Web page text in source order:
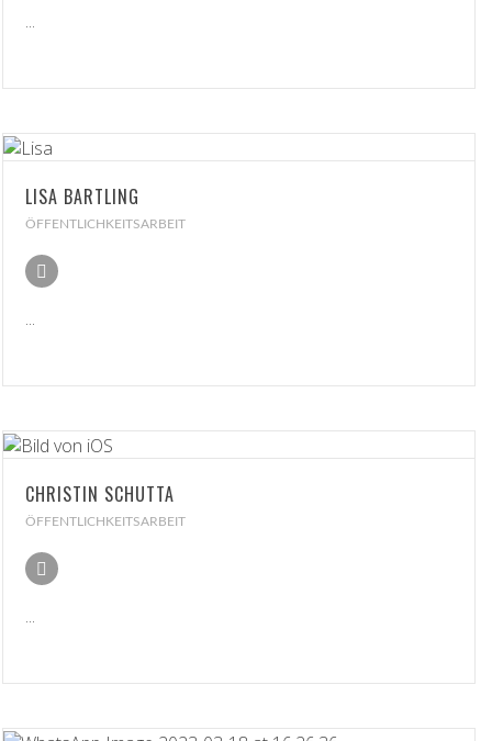
...
LISA BARTLING
ÖFFENTLICHKEITSARBEIT
...
CHRISTIN SCHUTTA
ÖFFENTLICHKEITSARBEIT
...